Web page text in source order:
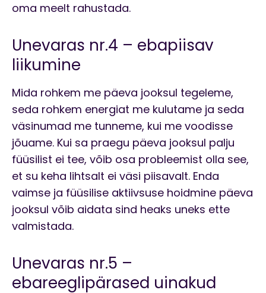
oma meelt rahustada.
Unevaras nr.4 – ebapiisav
liikumine
Mida rohkem me päeva jooksul tegeleme,
seda rohkem energiat me kulutame ja seda
väsinumad me tunneme, kui me voodisse
jõuame. Kui sa praegu päeva jooksul palju
füüsilist ei tee, võib osa probleemist olla see,
et su keha lihtsalt ei väsi piisavalt. Enda
vaimse ja füüsilise aktiivsuse hoidmine päeva
jooksul võib aidata sind heaks uneks ette
valmistada.
Unevaras nr.5 –
ebareeglipärased uinakud